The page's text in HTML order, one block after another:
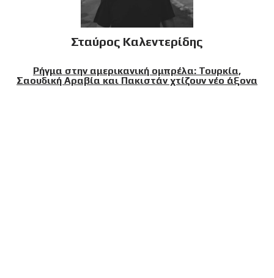
Σταύρος Καλεντερίδης
Ρήγμα στην αμερικανική ομπρέλα: Τουρκία,
Σαουδική Αραβία και Πακιστάν χτίζουν νέο άξονα